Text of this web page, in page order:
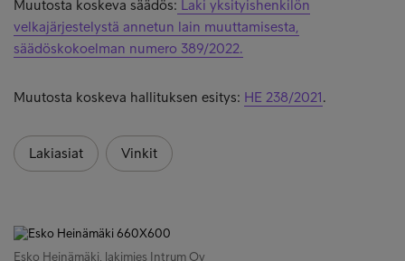
Muutosta koskeva säädös: Laki yksityishenkilön
velkajärjestelystä annetun lain muuttamisesta,
säädöskokoelman numero 389/2022.
Muutosta koskeva hallituksen esitys: HE 238/2021.
Lakiasiat Vinkit
Esko Heinämäki, lakimies Intrum Oy